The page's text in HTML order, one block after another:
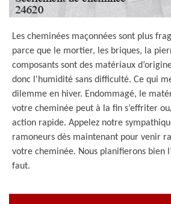
Les cheminées maçonnées sont plus
parce que le mortier, les briques, la
composants sont des matériaux
donc l'humidité sans difficulté. Ce qui
dilemme en hiver. Endommagé, le
votre cheminée peut à la fin s’effriter
action rapide. Appelez notre
ramoneurs dès maintenant pour venir
votre cheminée. Nous planifierons bien
faut.